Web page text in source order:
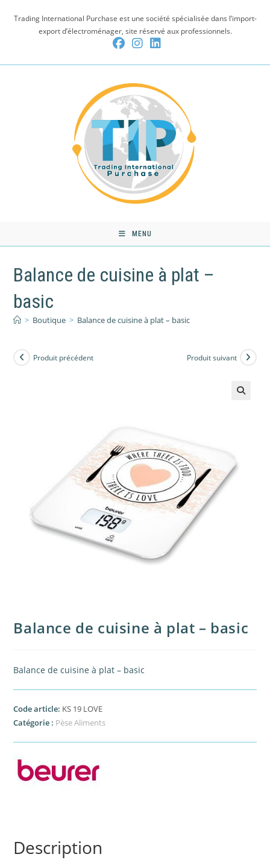
Trading International Purchase est une société spécialisée dans l’import-
export d’électroménager, site réservé aux professionnels.
MENU
Balance de cuisine à plat –
basic
> Boutique > Balance de cuisine à plat – basic
Produit précédent Produit suivant
Balance de cuisine à plat – basic
Balance de cuisine à plat – basic
Code article: KS 19 LOVE
Catégorie : Pèse Aliments
Description